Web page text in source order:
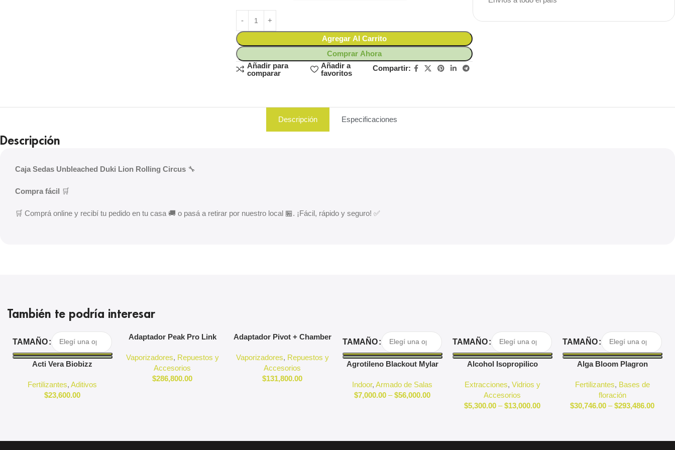
Agregar Al Carrito
Comprar Ahora
Añadir para
comparar
Añadir a
favoritos
Compartir:
Descripción Especificaciones
Descripción
Caja Sedas Unbleached Duki Lion Rolling Circus 🔧
Compra fácil 🛒
🛒 Comprá online y recibí tu pedido en tu casa 🚚 o pasá a retirar por nuestro local 🏪. ¡Fácil, rápido y seguro! ✅
También te podría interesar
Seleccionar Opciones
TAMAÑO
Acti Vera Biobizz
Fertilizantes,Aditivos
$23,600.00
Agregar Al Carrito
Adaptador Peak Pro Link
Vaporizadores, Repuestos y
Accesorios
$286,800.00
Agregar Al Carrito
Adaptador Pivot + Chamber
Vaporizadores, Repuestos y
Accesorios
$131,800.00
Seleccionar Opciones
TAMAÑO
Agrotileno Blackout Mylar
Indoor,Armado de Salas
$7,000.00 – $56,000.00
Seleccionar Opciones
TAMAÑO
Alcohol Isopropilico
Extracciones, Vidrios y
Accesorios
$5,300.00 – $13,000.00
Seleccionar Opciones
TAMAÑO
Alga Bloom Plagron
Fertilizantes, Bases de
floración
$30,746.00 – $293,486.00